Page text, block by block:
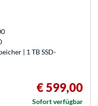
| 1 TB SSD-
€ 599,00
Sofort verfügbar